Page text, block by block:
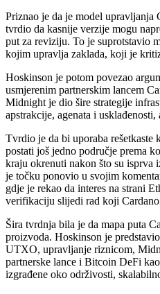
Priznao je da je model upravljanja
tvrdio da kasnije verzije mogu
put za reviziju. To je suprotstavio
kojim upravlja zaklada, koji je
Hoskinson je potom povezao
usmjerenim partnerskim lancem
Midnight je dio šire strategije
apstrakcije, agenata i
Tvrdio je da bi uporaba
postati još jedno područje prema
kraju okrenuti nakon što su isprva
je točku ponovio u svojim
gdje je rekao da interes na strani
verifikaciju slijedi rad koji
Šira tvrdnja bila je da mapa puta
proizvoda. Hoskinson je
UTXO, upravljanje riznicom,
partnerske lance i Bitcoin DeFi
izgrađene oko održivosti,